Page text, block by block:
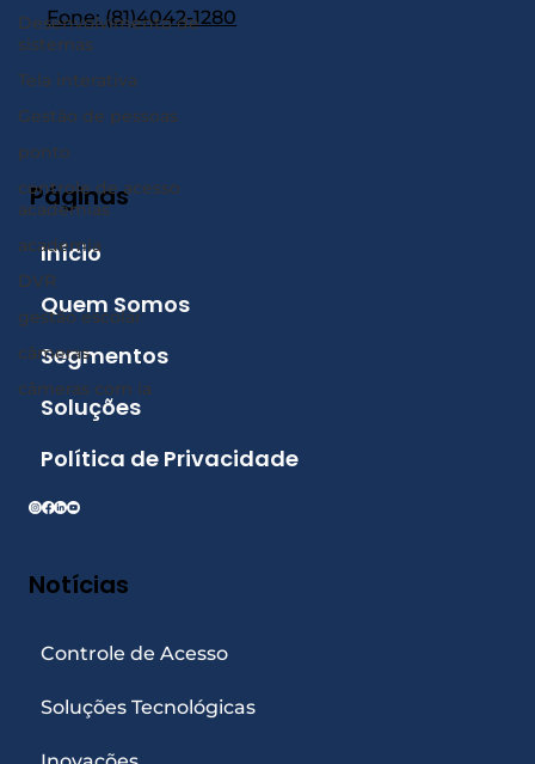
Desenvolvimento de
sistemas
Tela interativa
Gestão de pessoas
ponto
controle de acesso
academias
academia
DVR
gestão escolar
câmeras
câmeras com ia
Fone: (81)4042-1280
Páginas
Início
Quem Somos
Segmentos
Soluções
Política de Privacidade
Notícias
Controle de Acesso
Soluções Tecnológicas